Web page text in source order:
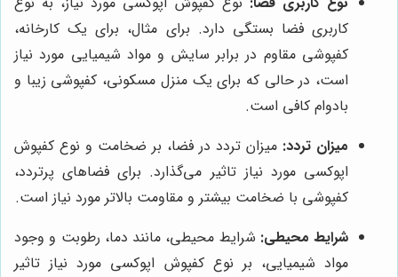
کاربری فضا بستگی دارد. برای مثال، برای یک کارخانه،
کفپوشی مقاوم در برابر سایش و مواد شیمیایی مورد نیاز
است، در حالی که برای یک منزل مسکونی، کفپوشی زیبا و
بادوام کافی است.
میزان تردد: میزان تردد در فضا، بر ضخامت و نوع کفپوش
اپوکسی مورد نیاز تاثیر می‌گذارد. برای فضاهای پرتردد،
کفپوشی با ضخامت بیشتر و مقاومت بالاتر مورد نیاز است.
شرایط محیطی: شرایط محیطی، مانند دما، رطوبت و وجود
مواد شیمیایی، بر نوع کفپوش اپوکسی مورد نیاز تاثیر